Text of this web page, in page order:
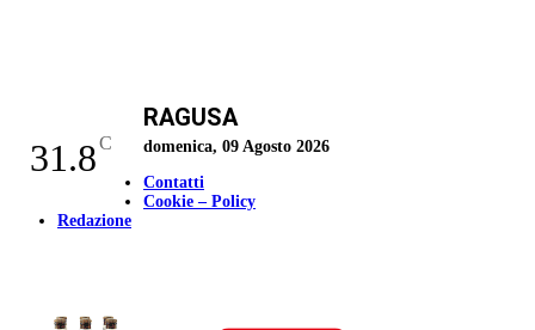
31.8C
RAGUSA
domenica, 09 Agosto 2026
Contatti
Cookie – Policy
Redazione